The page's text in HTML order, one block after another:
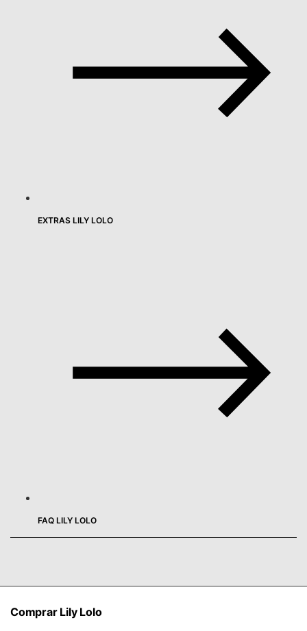
EXTRAS LILY LOLO
FAQ LILY LOLO
Comprar Lily Lolo